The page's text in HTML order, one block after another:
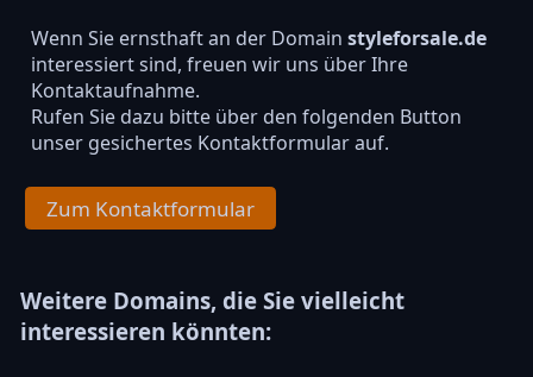
Wenn Sie ernsthaft an der Domain styleforsale.de
interessiert sind, freuen wir uns über Ihre
Kontaktaufnahme.
Rufen Sie dazu bitte über den folgenden Button
unser gesichertes Kontaktformular auf.
Zum Kontaktformular
Weitere Domains, die Sie vielleicht
interessieren könnten: